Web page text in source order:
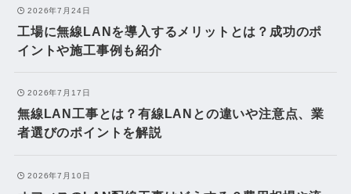
2026年7月24日
工場に無線LANを導入するメリットとは？成功のポ
イントや施工事例も紹介
2026年7月17日
無線LAN工事とは？有線LANとの違いや注意点、業
者選びのポイントを解説
2026年7月10日